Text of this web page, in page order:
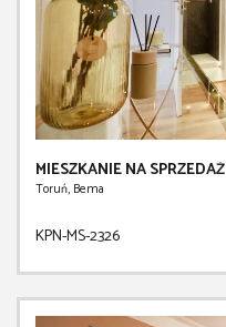
MIESZKANIE NA SPRZEDAŻ
Toruń, Bema
KPN-MS-2326